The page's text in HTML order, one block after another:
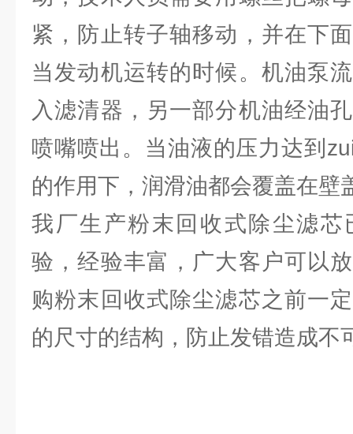
紧，防止转子轴移动，并在下
当发动机运转的时候。机油泵
入滤清器，另一部分机油经油
喷嘴喷出。当油液的压力达到
的作用下，润滑油都会覆盖在壁
我厂生产粉末回收式除尘滤芯
验，经验丰富，广大客户可以
购粉末回收式除尘滤芯之前一
的尺寸的结构，防止发错造成不